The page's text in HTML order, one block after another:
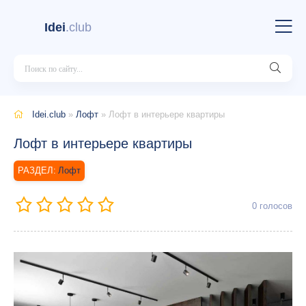
Idei.club
Idei.club » Лофт » Лофт в интерьере квартиры
Лофт в интерьере квартиры
Лофт
0 голосов